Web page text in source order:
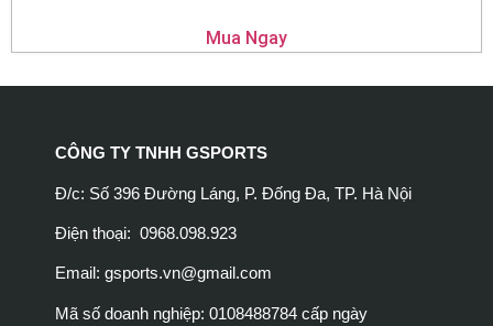
Mua Ngay
CÔNG TY TNHH GSPORTS
Đ/c: Số 396 Đường Láng, P. Đống Đa, TP. Hà Nội
Điện thoại: 0968.098.923
Email: gsports.vn@gmail.com
Mã số doanh nghiệp: 0108488784 cấp ngày